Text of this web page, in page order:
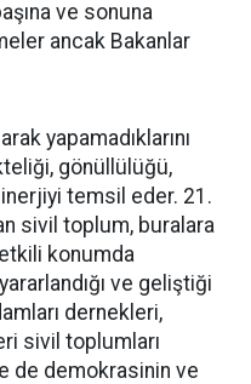
ve sonuna
ancak Bakanlar
yapamadıklarını
gönüllülüğü,
temsil eder. 21.
sivil toplum, buralara
konumda
ve geliştiği
dernekleri,
sivil toplumları
de demokrasinin ve